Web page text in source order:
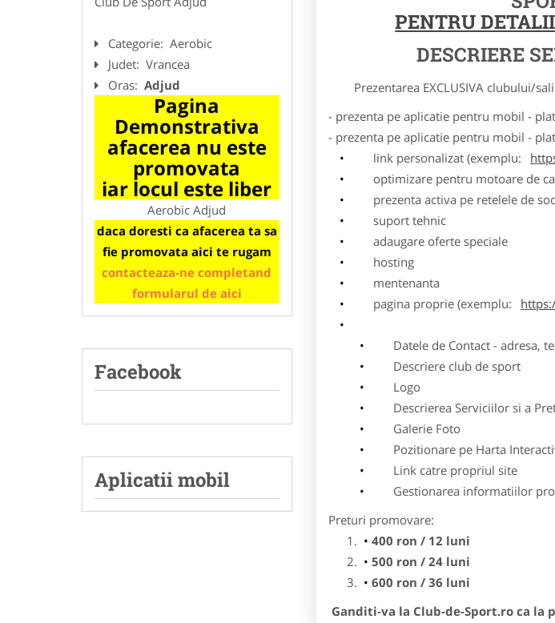
Categorie: Aerobic
Judet: Vrancea
Oras: Adjud
Pagina
Demonstrativa
afacerea nu este
promovata
iar locul este liber
Aerobic Adjud
daca doresti ca afacerea ta sa
fie promovata aici te rugam
contacteaza-ne completand
formularul de aici
Facebook
Aplicatii mobil
PENTRU
DESCRIERE
Prezentarea EXCLUSIVA clubului/
- prezenta pe aplicatie pentru mobil -
- prezenta pe aplicatie pentru mobil -
link personalizat (exemplu:
optimizare pentru motoare de
prezenta activa pe retelele de
suport tehnic
adaugare oferte speciale
hosting
mentenanta
pagina proprie (exemplu:
Datele de Contact - adresa,
Descriere club de sport
Logo
Descrierea Serviciilor si a
Galerie Foto
Pozitionare pe Harta
Link catre propriul site
Gestionarea informatiilor
Preturi promovare:
400 ron / 12 luni
500 ron / 24 luni
600 ron / 36 luni
Ganditi-va la Club-de-Sport.ro ca